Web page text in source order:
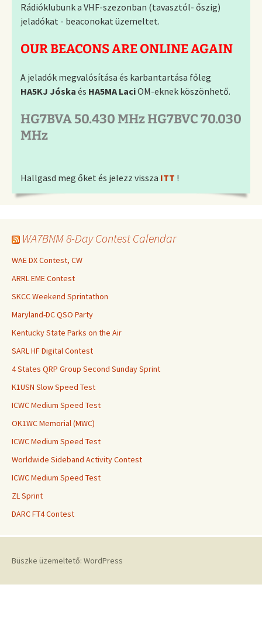
Rádióklubunk a VHF-szezonban (tavasztól- őszig)
jeladókat - beaconokat üzemeltet.
OUR BEACONS ARE ONLINE AGAIN
A jeladók megvalósítása és karbantartása főleg
HA5KJ Jóska és HA5MA LaciOM-eknek köszönhető.
HG7BVA 50.430 MHz HG7BVC 70.030
MHz
Hallgasd meg őket és jelezz vissza ITT !
WA7BNM 8-Day Contest Calendar
WAE DX Contest, CW
ARRL EME Contest
SKCC Weekend Sprintathon
Maryland-DC QSO Party
Kentucky State Parks on the Air
SARL HF Digital Contest
4 States QRP Group Second Sunday Sprint
K1USN Slow Speed Test
ICWC Medium Speed Test
OK1WC Memorial (MWC)
ICWC Medium Speed Test
Worldwide Sideband Activity Contest
ICWC Medium Speed Test
ZL Sprint
DARC FT4 Contest
Büszke üzemeltető: WordPress